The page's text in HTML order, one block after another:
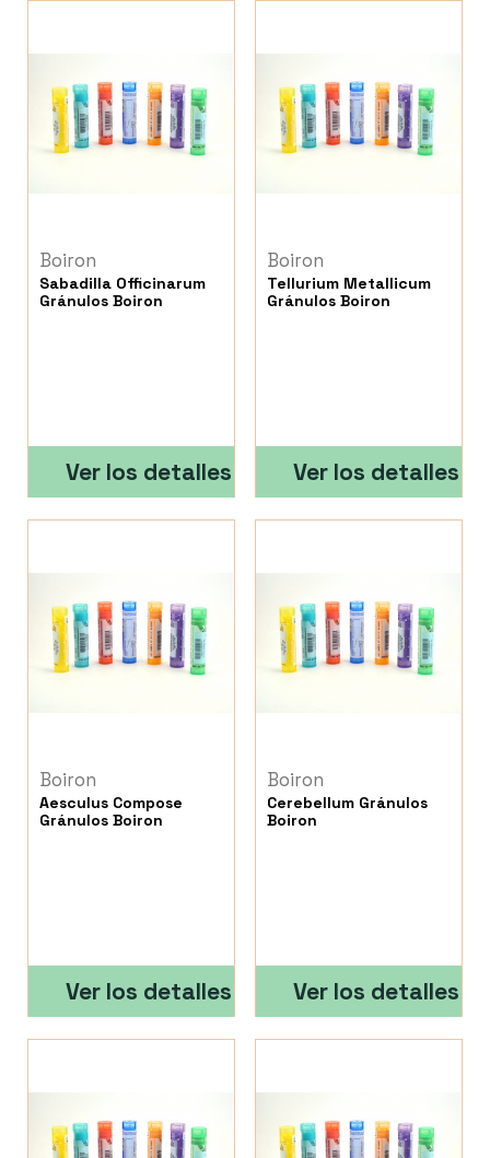
Boiron
Sabadilla Officinarum
Gránulos Boiron
Ver los detalles
Boiron
Tellurium Metallicum
Gránulos Boiron
Ver los detalles
Boiron
Aesculus Compose
Gránulos Boiron
Ver los detalles
Boiron
Cerebellum Gránulos
Boiron
Ver los detalles